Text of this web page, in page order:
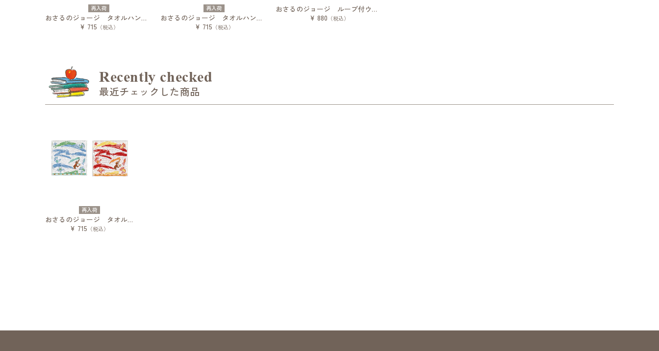
再入荷
おさるのジョージ タオルハンカチ パンダ
¥ 715 （税込）
再入荷
おさるのジョージ タオルハンカチ ボーダー
¥ 715 （税込）
おさるのジョージ ループ付ウォッシュタオル プレゼント
¥ 880 （税込）
Recently checked
最近チェックした商品
再入荷
おさるのジョージ タオルハンカチ ペンキあそび
¥ 715 （税込）